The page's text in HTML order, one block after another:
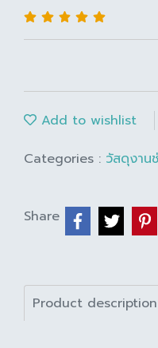
Add to wishlist
Categories : วัสดุงาน
Share
Product description